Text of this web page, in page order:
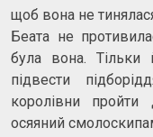
щоб вона не
Беата не
була вона. Тільки
підвести
королівни
осяяний